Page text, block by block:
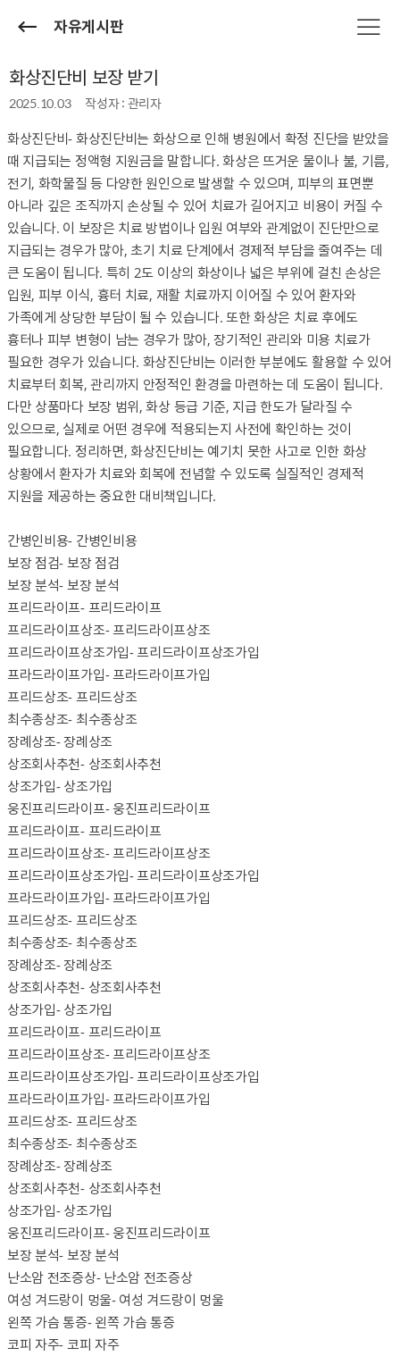
자유게시판
화상진단비 보장 받기
2025.10.03 작성자 : 관리자
화상진단비- 화상진단비는 화상으로 인해 병원에서 확정 진단을 받았을
때 지급되는 정액형 지원금을 말합니다. 화상은 뜨거운 물이나 불, 기름,
전기, 화학물질 등 다양한 원인으로 발생할 수 있으며, 피부의 표면뿐
아니라 깊은 조직까지 손상될 수 있어 치료가 길어지고 비용이 커질 수
있습니다. 이 보장은 치료 방법이나 입원 여부와 관계없이 진단만으로
지급되는 경우가 많아, 초기 치료 단계에서 경제적 부담을 줄여주는 데
큰 도움이 됩니다. 특히 2도 이상의 화상이나 넓은 부위에 걸친 손상은
입원, 피부 이식, 흉터 치료, 재활 치료까지 이어질 수 있어 환자와
가족에게 상당한 부담이 될 수 있습니다. 또한 화상은 치료 후에도
흉터나 피부 변형이 남는 경우가 많아, 장기적인 관리와 미용 치료가
필요한 경우가 있습니다. 화상진단비는 이러한 부분에도 활용할 수 있어
치료부터 회복, 관리까지 안정적인 환경을 마련하는 데 도움이 됩니다.
다만 상품마다 보장 범위, 화상 등급 기준, 지급 한도가 달라질 수
있으므로, 실제로 어떤 경우에 적용되는지 사전에 확인하는 것이
필요합니다. 정리하면, 화상진단비는 예기치 못한 사고로 인한 화상
상황에서 환자가 치료와 회복에 전념할 수 있도록 실질적인 경제적
지원을 제공하는 중요한 대비책입니다.
간병인비용- 간병인비용
보장 점검- 보장 점검
보장 분석- 보장 분석
프리드라이프- 프리드라이프
프리드라이프상조- 프리드라이프상조
프리드라이프상조가입- 프리드라이프상조가입
프라드라이프가입- 프라드라이프가입
프리드상조- 프리드상조
최수종상조- 최수종상조
장례상조- 장례상조
상조회사추천- 상조회사추천
상조가입- 상조가입
웅진프리드라이프- 웅진프리드라이프
프리드라이프- 프리드라이프
프리드라이프상조- 프리드라이프상조
프리드라이프상조가입- 프리드라이프상조가입
프라드라이프가입- 프라드라이프가입
프리드상조- 프리드상조
최수종상조- 최수종상조
장례상조- 장례상조
상조회사추천- 상조회사추천
상조가입- 상조가입
프리드라이프- 프리드라이프
프리드라이프상조- 프리드라이프상조
프리드라이프상조가입- 프리드라이프상조가입
프라드라이프가입- 프라드라이프가입
프리드상조- 프리드상조
최수종상조- 최수종상조
장례상조- 장례상조
상조회사추천- 상조회사추천
상조가입- 상조가입
웅진프리드라이프- 웅진프리드라이프
보장 분석- 보장 분석
난소암 전조증상- 난소암 전조증상
여성 겨드랑이 멍울- 여성 겨드랑이 멍울
왼쪽 가슴 통증- 왼쪽 가슴 통증
코피 자주- 코피 자주